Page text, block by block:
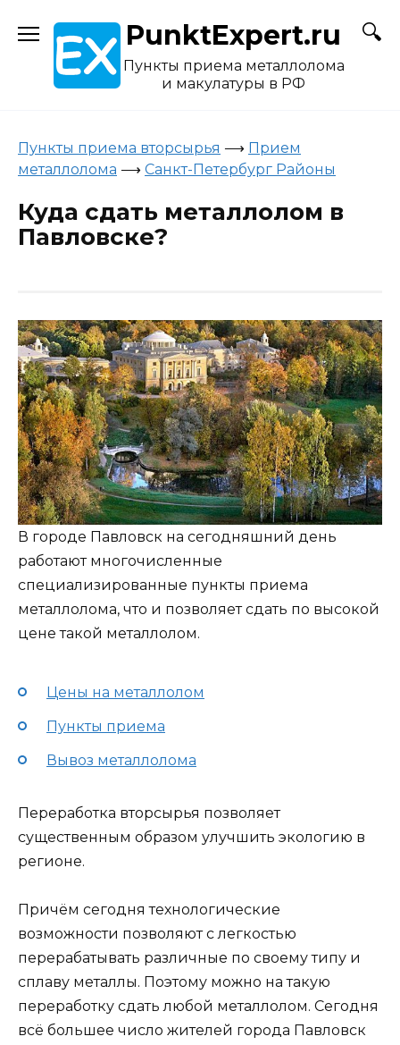
content
PunktExpert.ru
Пункты приема металлолома
и макулатуры в РФ
Пункты приема вторсырья ⟶ Прием
металлолома ⟶ Санкт-Петербург Районы
Куда сдать металлолом в
Павловске?
В городе Павловск на сегодняшний день
работают многочисленные
специализированные пункты приема
металлолома, что и позволяет сдать по высокой
цене такой металлолом.
Цены на металлолом
Пункты приема
Вывоз металлолома
Переработка вторсырья позволяет
существенным образом улучшить экологию в
регионе.
Причём сегодня технологические
возможности позволяют с легкостью
перерабатывать различные по своему типу и
сплаву металлы. Поэтому можно на такую
переработку сдать любой металлолом. Сегодня
всё большее число жителей города Павловск